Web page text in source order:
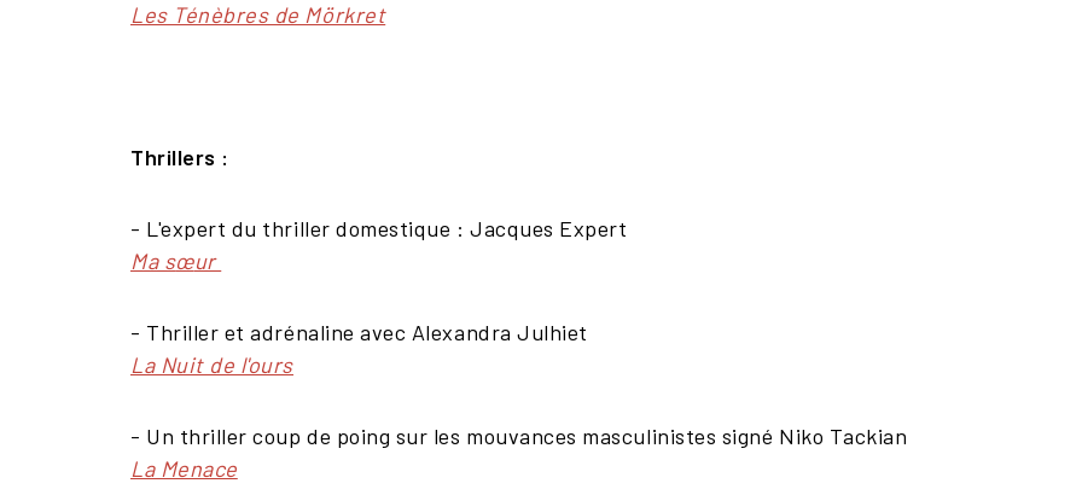
Les Ténèbres de Mörkret
Thrillers :
- L'expert du thriller domestique : Jacques Expert
Ma sœur
- Thriller et adrénaline avec Alexandra Julhiet
La Nuit de l'ours
- Un thriller coup de poing sur les mouvances masculinistes signé Niko Tackian
La Menace